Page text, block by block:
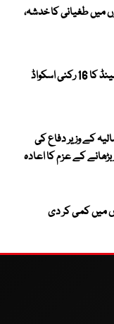
میں طغیانی کا خدشہ،
پاکستان کیخلاف ٹیسٹ سیریز ، انگلینڈ کا 16 رکنی اسکواڈ
کے وزیر دفاع کی
بڑھانے کے عزم کا اعادہ
میں کمی کر دی